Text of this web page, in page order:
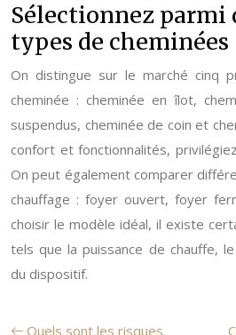
Sélectionnez parmi
types de cheminées
On distingue sur le marché cinq
cheminée : cheminée en îlot,
suspendus, cheminée de coin et
confort et fonctionnalités,
On peut également comparer
chauffage : foyer ouvert, foyer
choisir le modèle idéal, il existe
tels que la puissance de chauffe,
du dispositif.
Quels sont les risques